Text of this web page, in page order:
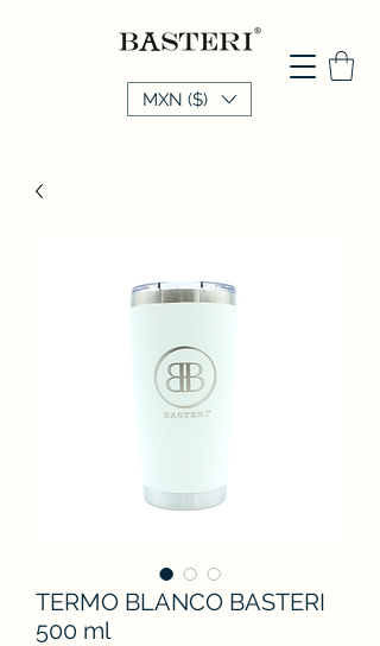
MXN ($)
TERMO BLANCO BASTERI
500 ml